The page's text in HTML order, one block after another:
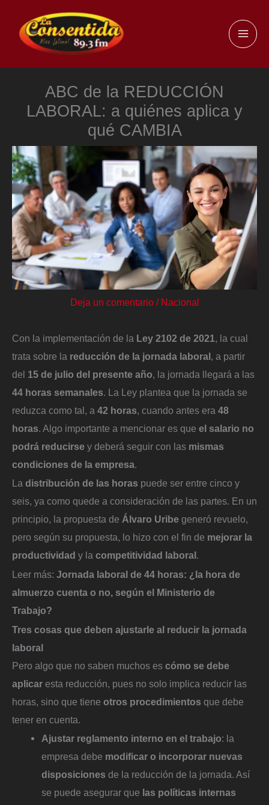
contenido
ABC de la REDUCCIÓN
LABORAL: a quiénes aplica y
qué CAMBIA
Deja un comentario / Nacional
Con la implementación de la Ley 2102 de 2021, la cual
trata sobre la reducción de la jornada laboral, a partir
del 15 de julio del presente año, la jornada llegará a las
44 horas semanales. La Ley plantea que la jornada se
reduzca como tal, a 42 horas, cuando antes era 48
horas. Algo importante a mencionar es que el salario no
podrá reducirse y deberá seguir con las mismas
condiciones de la empresa.
La distribución de las horas puede ser entre cinco y
seis, ya como quede a consideración de las partes. En un
principio, la propuesta de Álvaro Uribe generó revuelo,
pero según su propuesta, lo hizo con el fin de mejorar la
productividad y la competitividad laboral .
Leer más: Jornada laboral de 44 horas: ¿la hora de
almuerzo cuenta o no, según el Ministerio de
Trabajo?
Tres cosas que deben ajustarle al reducir la jornada
laboral
Pero algo que no saben muchos es cómo se debe
aplicar esta reducción, pues no solo implica reducir las
horas, sino que tiene otros procedimientos que debe
tener en cuenta.
Ajustar reglamento interno en el trabajo: la
empresa debe modificar o incorporar nuevas
disposiciones de la reducción de la jornada. Así
se puede asegurar que las políticas internas